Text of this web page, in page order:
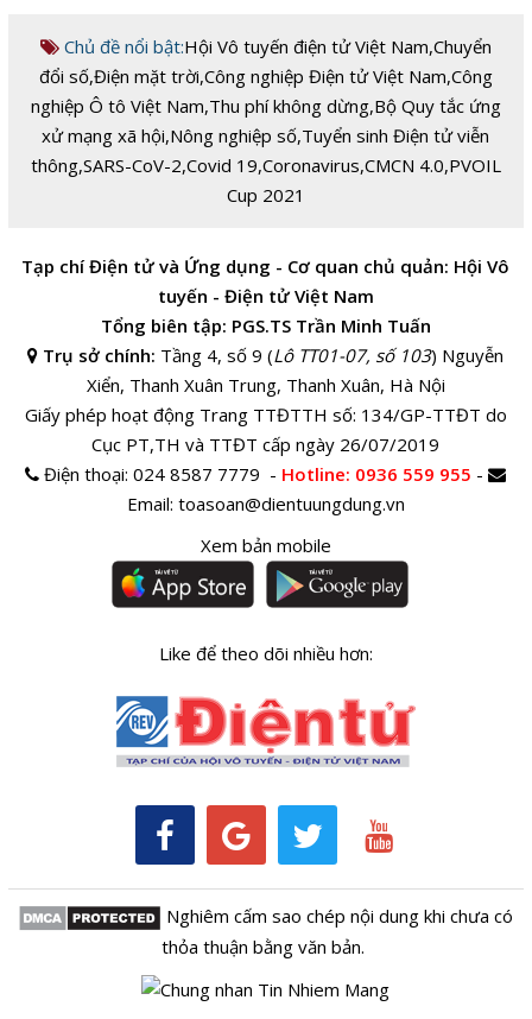
Chủ đề nổi bật:Hội Vô tuyến điện tử Việt Nam,Chuyển
đổi số,Điện mặt trời,Công nghiệp Điện tử Việt Nam,Công
nghiệp Ô tô Việt Nam,Thu phí không dừng,Bộ Quy tắc ứng
xử mạng xã hội,Nông nghiệp số,Tuyển sinh Điện tử viễn
thông,SARS-CoV-2,Covid 19,Coronavirus,CMCN 4.0,PVOIL
Cup 2021
Tạp chí Điện tử và Ứng dụng - Cơ quan chủ quản: Hội Vô
tuyến - Điện tử Việt Nam
Tổng biên tập: PGS.TS Trần Minh Tuấn
Trụ sở chính: Tầng 4, số 9 (Lô TT01-07, số 103) Nguyễn
Xiển, Thanh Xuân Trung, Thanh Xuân, Hà Nội
Giấy phép hoạt động Trang TTĐTTH số: 134/GP-TTĐT do
Cục PT,TH và TTĐT cấp ngày 26/07/2019
Điện thoại:024 8587 7779 - Hotline: 0936 559 955 -
Email: toasoan@dientuungdung.vn
Xem bản mobile
Like để theo dõi nhiều hơn:
Nghiêm cấm sao chép nội dung khi chưa có
thỏa thuận bằng văn bản.